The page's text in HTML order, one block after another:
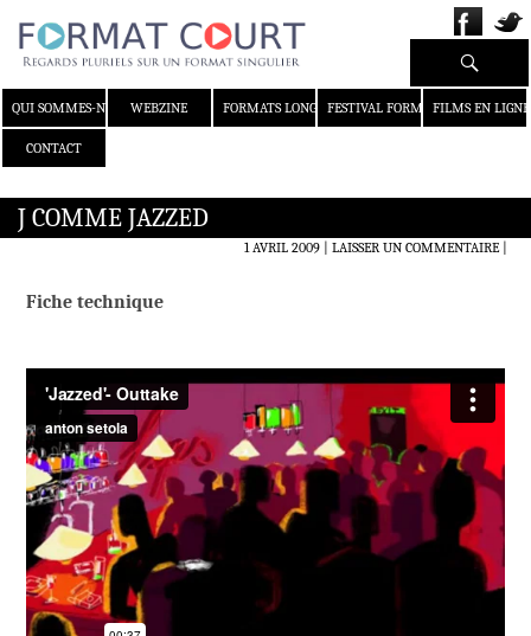
QUI SOMMES-NOUS ?WEBZINE FORMATS LONGS FESTIVAL FORMAT COURT
FILMS EN LIGNE
CONTACT
Recherche
J COMME JAZZED
1 AVRIL 2009 LAISSER UN COMMENTAIRE|
Fiche technique